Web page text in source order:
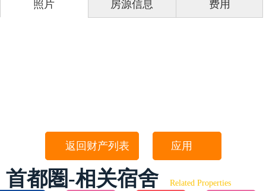
照片 房源信息 费用
返回财产列表 应用
首都圏-相关宿舍 Related Properties